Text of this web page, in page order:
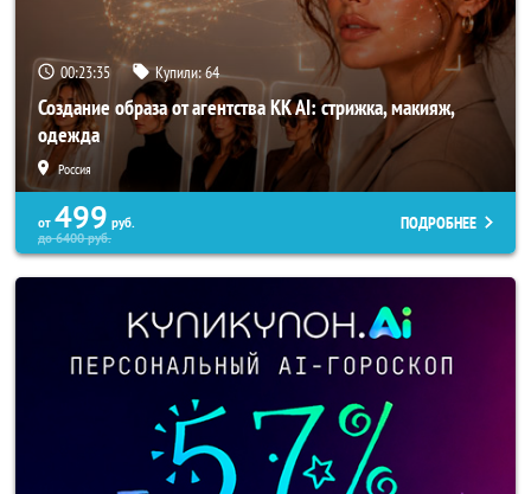
00:23:34 Купили:64
Создание образа от агентства KK AI: стрижка, макияж,
одежда
Россия
от 499 руб.
до6400руб.
ПОДРОБНЕЕ